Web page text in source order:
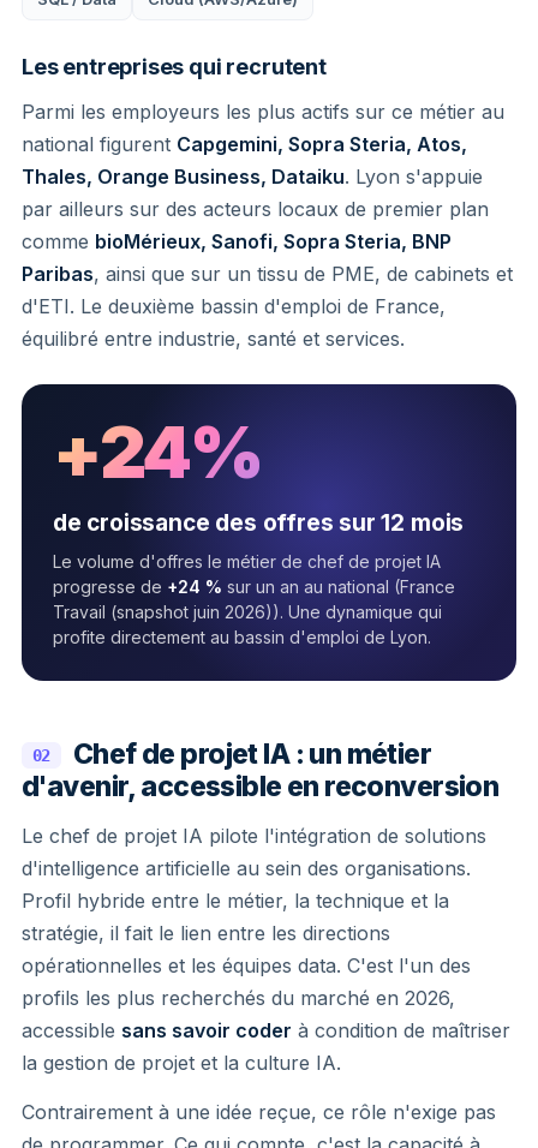
Les entreprises qui recrutent
Parmi les employeurs les plus actifs sur ce métier au
national figurent Capgemini, Sopra Steria, Atos,
Thales, Orange Business, Dataiku. Lyon s'appuie
par ailleurs sur des acteurs locaux de premier plan
comme bioMérieux, Sanofi, Sopra Steria, BNP
Paribas, ainsi que sur un tissu de PME, de cabinets et
d'ETI. Le deuxième bassin d'emploi de France,
équilibré entre industrie, santé et services.
+24%
de croissance des offres sur 12 mois
Le volume d'offres le métier de chef de projet IA
progresse de +24 % sur un an au national (France
Travail (snapshot juin 2026)). Une dynamique qui
profite directement au bassin d'emploi de Lyon.
02
Chef de projet IA : un métier
d'avenir, accessible en reconversion
Le chef de projet IA pilote l'intégration de solutions
d'intelligence artificielle au sein des organisations.
Profil hybride entre le métier, la technique et la
stratégie, il fait le lien entre les directions
opérationnelles et les équipes data. C'est l'un des
profils les plus recherchés du marché en 2026,
accessible sans savoir coder à condition de maîtriser
la gestion de projet et la culture IA.
Contrairement à une idée reçue, ce rôle n'exige pas